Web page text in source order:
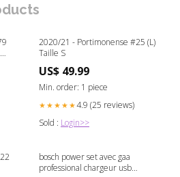
2020/21 - Portimonense #25 (L)
Taille S
US$ 49.99
Min. order: 1 piece
★★★★★4.9 (25 reviews)
Sold : Login>>
bosch power set avec gaa
professional chargeur usb